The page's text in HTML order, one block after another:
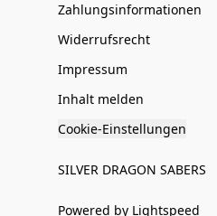
Zahlungsinformationen
Widerrufsrecht
Impressum
Inhalt melden
Cookie-Einstellungen
SILVER DRAGON SABERS
Powered by Lightspeed